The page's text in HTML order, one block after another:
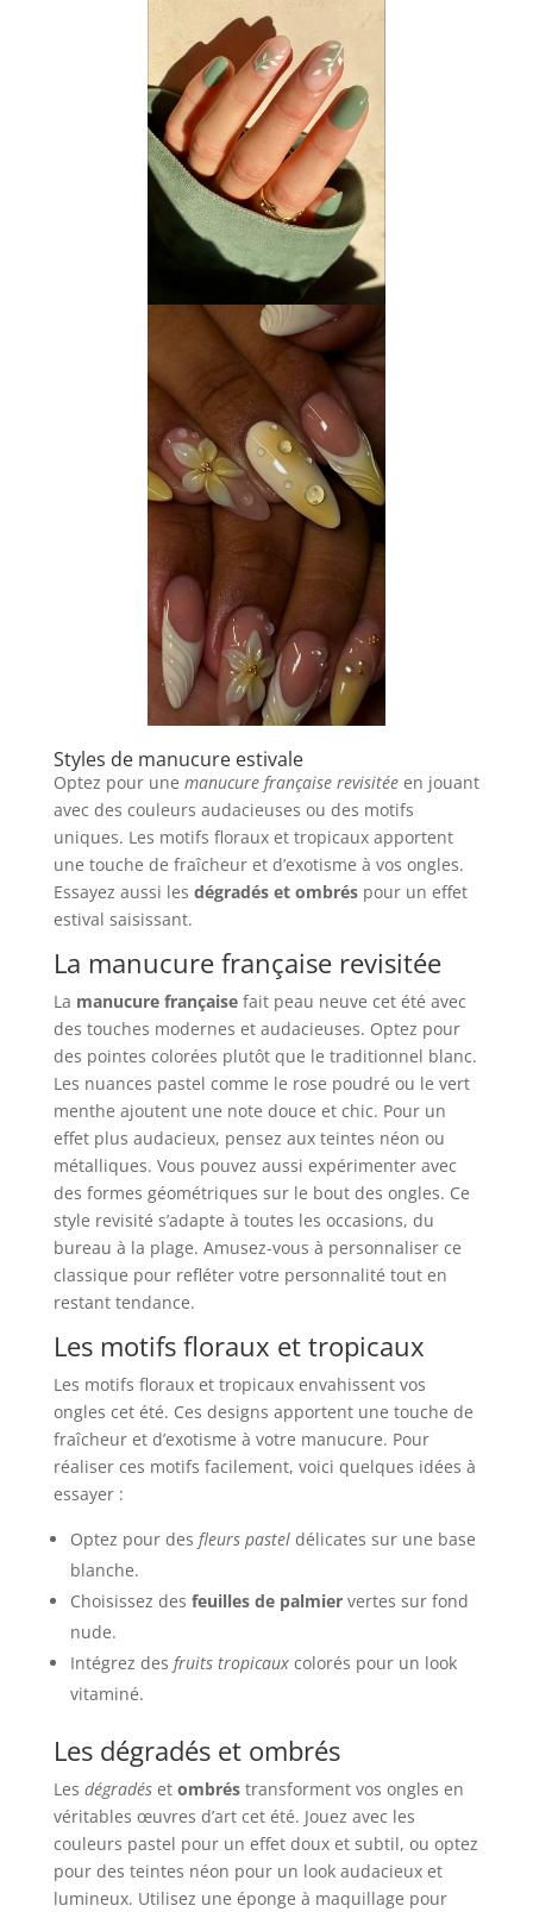
Styles de manucure estivale
Optez pour une manucure française revisitéeen jouant
avec des couleurs audacieuses ou des motifs
uniques. Les motifs floraux et tropicaux apportent
une touche de fraîcheur et d’exotisme à vos ongles.
Essayez aussi les dégradés et ombréspour un effet
estival saisissant.
La manucure française revisitée
La manucure françaisefait peau neuve cet été avec
des touches modernes et audacieuses. Optez pour
des pointes colorées plutôt que le traditionnel blanc.
Les nuances pastel comme le rose poudré ou le vert
menthe ajoutent une note douce et chic. Pour un
effet plus audacieux, pensez aux teintes néon ou
métalliques. Vous pouvez aussi expérimenter avec
des formes géométriques sur le bout des ongles. Ce
style revisité s’adapte à toutes les occasions, du
bureau à la plage. Amusez-vous à personnaliser ce
classique pour refléter votre personnalité tout en
restant tendance.
Les motifs floraux et tropicaux
Les motifs floraux et tropicaux envahissent vos
ongles cet été. Ces designs apportent une touche de
fraîcheur et d’exotisme à votre manucure. Pour
réaliser ces motifs facilement, voici quelques idées à
essayer :
Optez pour des fleurs pasteldélicates sur une base
blanche.
Choisissez des feuilles de palmiervertes sur fond
nude.
Intégrez des fruits tropicauxcolorés pour un look
vitaminé.
Les dégradés et ombrés
Les dégradéset ombréstransforment vos ongles en
véritables œuvres d’art cet été. Jouez avec les
couleurs pastel pour un effet doux et subtil, ou optez
pour des teintes néon pour un look audacieux et
lumineux. Utilisez une éponge à maquillage pour